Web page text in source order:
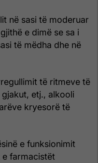
në sasi të moderuar
e dimë se sa i
të mëdha dhe në
të ritmeve të
etj., alkooli
kryesorë të
e funksionimit
farmacistët